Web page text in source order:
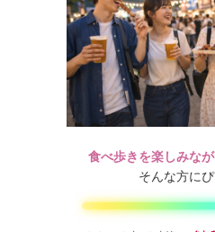
食べ歩きを楽しみな
そんな方に